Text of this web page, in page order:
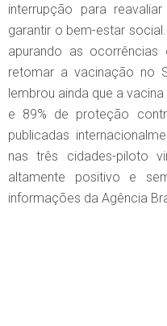
interrupção para
garantir o bem-estar
apurando as
retomar a vacinação no
lembrou ainda que a
e 89% de proteção
publicadas
nas três cidades-piloto
altamente positivo e
informações da Agência